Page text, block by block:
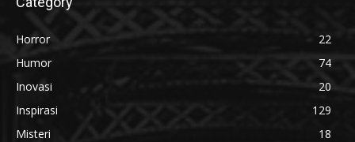
Horror
22
Humor
74
Inovasi
20
Inspirasi
129
Misteri
18